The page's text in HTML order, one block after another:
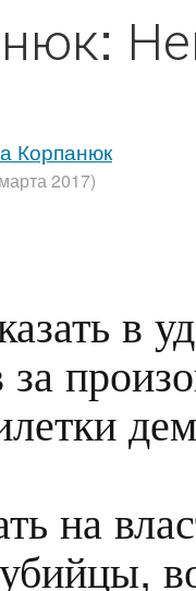
Корпанюк
2017)
в
за
на